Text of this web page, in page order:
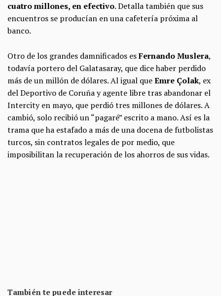
cuatro millones, en efectivo. Detalla también que sus
encuentros se producían en una cafetería próxima al
banco.
Otro de los grandes damnificados esFernando Muslera,
todavía portero del Galatasaray, que dice haber perdido
más de un millón de dólares. Al igual queEmre Çolak, ex
del Deportivo de Coruña y agente libre tras abandonar el
Intercity en mayo, que perdió tres millones de dólares. A
cambió, solo recibió un “pagaré” escrito a mano. Así es la
trama que ha estafado a más de una docena de futbolistas
turcos, sin contratos legales de por medio, que
imposibilitan la recuperación de los ahorros de sus vidas.
También te puede interesar